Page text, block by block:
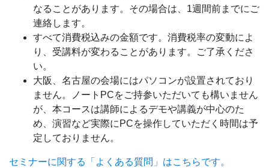
なることがあります。その場合は、1週間前までにご
連絡します。
すべて消費税込みの金額です。消費税率の変動によ
り、受講料が変わることがあります。ご了承くださ
い。
大阪、名古屋の会場にはパソコンが設置されており
ません。ノートPCをご持参いただいても構いません
が、本コースは講師によるデモや講義が中心のた
め、演習など実際にPCを操作していただく時間は予
定しておりません。
セミナーに関する「よくある質問」はこちらです。